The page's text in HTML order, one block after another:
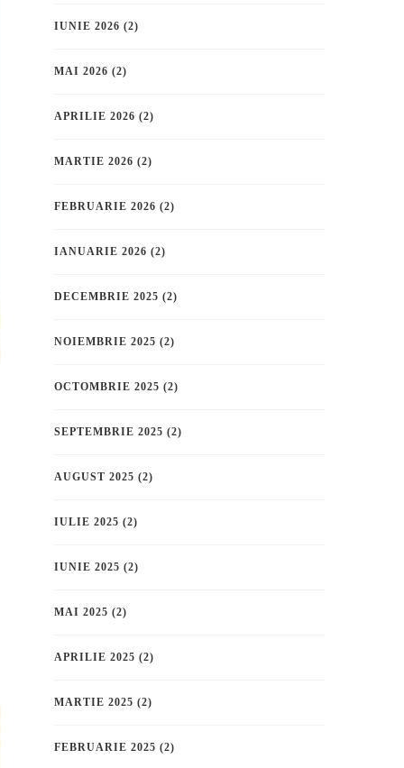
IUNIE 2026 (2)
MAI 2026 (2)
APRILIE 2026 (2)
MARTIE 2026 (2)
FEBRUARIE 2026 (2)
IANUARIE 2026 (2)
DECEMBRIE 2025 (2)
NOIEMBRIE 2025 (2)
OCTOMBRIE 2025 (2)
SEPTEMBRIE 2025 (2)
AUGUST 2025 (2)
IULIE 2025 (2)
IUNIE 2025 (2)
MAI 2025 (2)
APRILIE 2025 (2)
MARTIE 2025 (2)
FEBRUARIE 2025 (2)